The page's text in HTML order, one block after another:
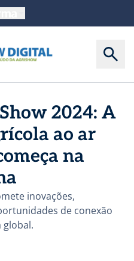
2024: A
ao ar
na
inovações,
de conexão
global.